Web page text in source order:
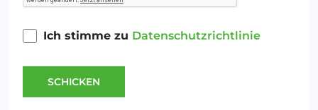
Ich stimme zu Datenschutzrichtlinie
SCHICKEN